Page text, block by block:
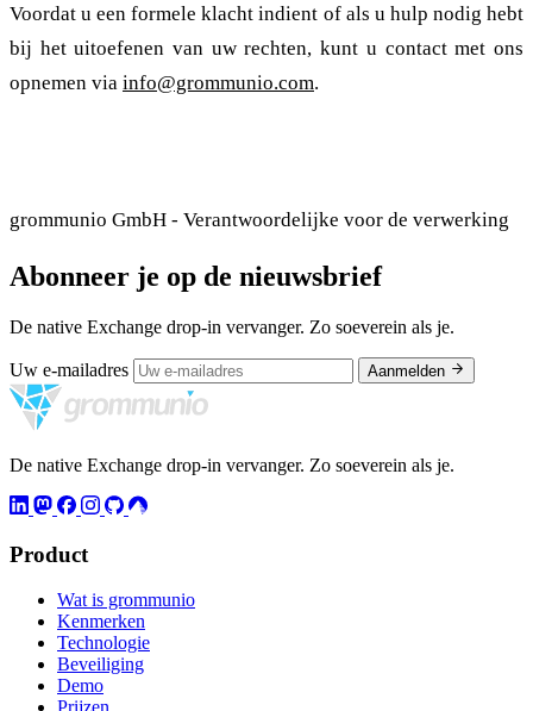
Voordat u een formele klacht indient of als u hulp nodig hebt
bij het uitoefenen van uw rechten, kunt u contact met ons
opnemen via info@grommunio.com.
grommunio GmbH - Verantwoordelijke voor de verwerking
Abonneer je op de nieuwsbrief
De native Exchange drop-in vervanger. Zo soeverein als je.
Uw e-mailadres Aanmelden
De native Exchange drop-in vervanger. Zo soeverein als je.
Product
Wat is grommunio
Kenmerken
Technologie
Beveiliging
Demo